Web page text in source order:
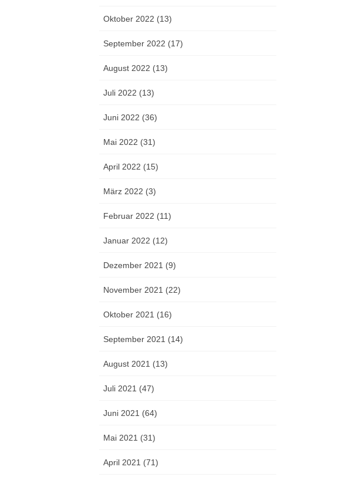
Oktober 2022 (13)
September 2022 (17)
August 2022 (13)
Juli 2022 (13)
Juni 2022 (36)
Mai 2022 (31)
April 2022 (15)
März 2022 (3)
Februar 2022 (11)
Januar 2022 (12)
Dezember 2021 (9)
November 2021 (22)
Oktober 2021 (16)
September 2021 (14)
August 2021 (13)
Juli 2021 (47)
Juni 2021 (64)
Mai 2021 (31)
April 2021 (71)